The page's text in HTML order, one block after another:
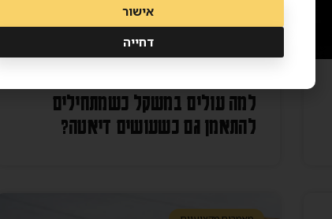
למה עולים במשקל כשמתחילים
להתאמן גם כשעושים דיאטה?
אישור
דחייה